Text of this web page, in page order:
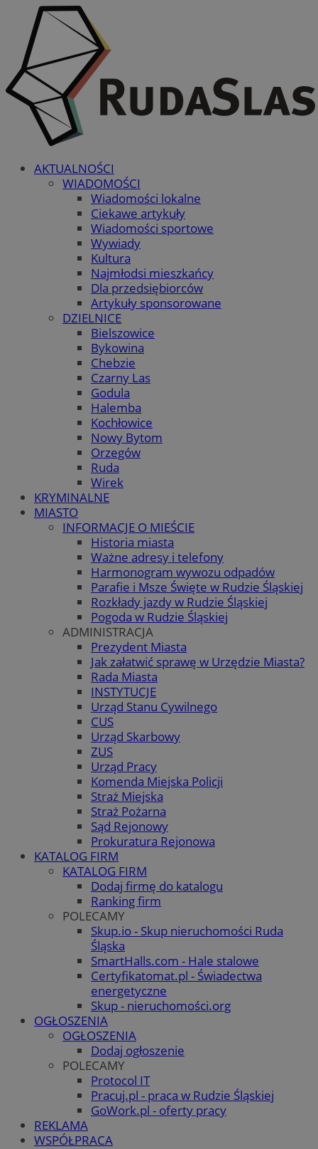
AKTUALNOŚCI
WIADOMOŚCI
Wiadomości lokalne
Ciekawe artykuły
Wiadomości sportowe
Wywiady
Kultura
Najmłodsi mieszkańcy
Dla przedsiębiorców
Artykuły sponsorowane
DZIELNICE
Bielszowice
Bykowina
Chebzie
Czarny Las
Godula
Halemba
Kochłowice
Nowy Bytom
Orzegów
Ruda
Wirek
KRYMINALNE
MIASTO
INFORMACJE O MIEŚCIE
Historia miasta
Ważne adresy i telefony
Harmonogram wywozu odpadów
Parafie i Msze Święte w Rudzie Śląskiej
Rozkłady jazdy w Rudzie Śląskiej
Pogoda w Rudzie Śląskiej
ADMINISTRACJA
Prezydent Miasta
Jak załatwić sprawę w Urzędzie Miasta?
Rada Miasta
INSTYTUCJE
Urząd Stanu Cywilnego
CUS
Urząd Skarbowy
ZUS
Urząd Pracy
Komenda Miejska Policji
Straż Miejska
Straż Pożarna
Sąd Rejonowy
Prokuratura Rejonowa
KATALOG FIRM
KATALOG FIRM
Dodaj firmę do katalogu
Ranking firm
POLECAMY
Skup.io - Skup nieruchomości Ruda
Śląska
SmartHalls.com - Hale stalowe
Certyfikatomat.pl - Świadectwa
energetyczne
Skup - nieruchomości.org
OGŁOSZENIA
OGŁOSZENIA
Dodaj ogłoszenie
POLECAMY
Protocol IT
Pracuj.pl - praca w Rudzie Śląskiej
GoWork.pl - oferty pracy
REKLAMA
WSPÓŁPRACA